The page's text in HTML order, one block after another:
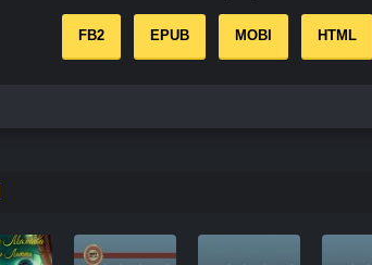
FB2 EPUB MOBI HTML